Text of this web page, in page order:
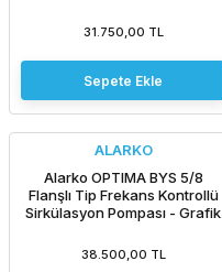
31.750,00 TL
Sepete Ekle
ALARKO
Alarko OPTIMA BYS 5/8
Flanşlı Tip Frekans Kontrollü
Sirkülasyon Pompası - Grafik
38.500,00 TL